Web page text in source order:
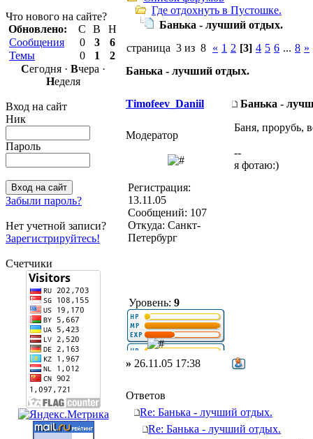
Что нового на сайте?
Обновлено:
С В
Н
Сообщения
0 3
6
Темы
0 1
2
Сегодня · Вчера ·
Неделя
Вход на сайт
Ник
Пароль
Забыли пароль?
Нет учетной записи?
Зарегистрируйтесь!
Счетчики
Где отдохнуть в Пустошке.
Банька - лучший отдых.
страница 3 из 8 « 1 2 [3] 4 5 6 ... 8 »
Банька - лучший отдых.
Timofeev_Daniil Банька -
Модератор
Регистрация:
13.11.05
Сообщений: 107
Откуда: Санкт-
Петербург
Уровень: 9
Баня, прорубь,
--
я фотаю:)
» 26.11.05 17:38
Ответов
Re: Банька - лучший отдых.
Re: Банька - лучший отдых.